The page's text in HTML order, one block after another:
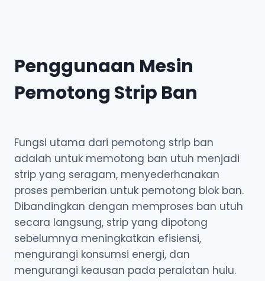
Penggunaan Mesin
Pemotong Strip Ban
Fungsi utama dari pemotong strip ban
adalah untuk memotong ban utuh menjadi
strip yang seragam, menyederhanakan
proses pemberian untuk pemotong blok ban.
Dibandingkan dengan memproses ban utuh
secara langsung, strip yang dipotong
sebelumnya meningkatkan efisiensi,
mengurangi konsumsi energi, dan
mengurangi keausan pada peralatan hulu.